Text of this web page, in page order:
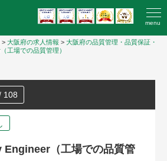
menu
> 大阪府の求人情報 > 大阪府の品質管理・品質保証・
工場での品質管理）
108
（工場での品質管